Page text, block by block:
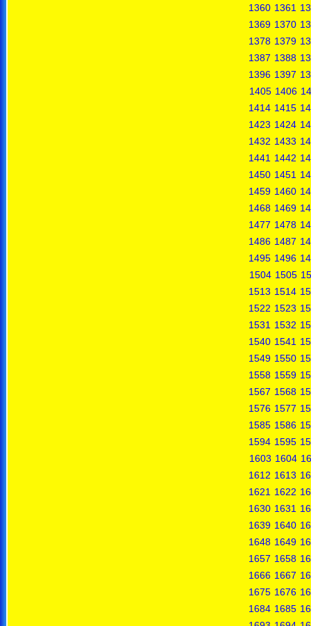
1360 1361
1369 1370
1378 1379
1387 1388
1396 1397
1405 1406
1414 1415
1423 1424
1432 1433
1441 1442
1450 1451
1459 1460
1468 1469
1477 1478
1486 1487
1495 1496
1504 1505
1513 1514
1522 1523
1531 1532
1540 1541
1549 1550
1558 1559
1567 1568
1576 1577
1585 1586
1594 1595
1603 1604
1612 1613
1621 1622
1630 1631
1639 1640
1648 1649
1657 1658
1666 1667
1675 1676
1684 1685